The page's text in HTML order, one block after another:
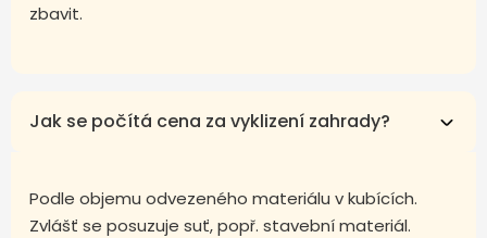
zbavit.
Jak se počítá cena za vyklizení zahrady?
Podle objemu odvezeného materiálu v kubících.
Zvlášť se posuzuje suť, popř. stavební materiál.